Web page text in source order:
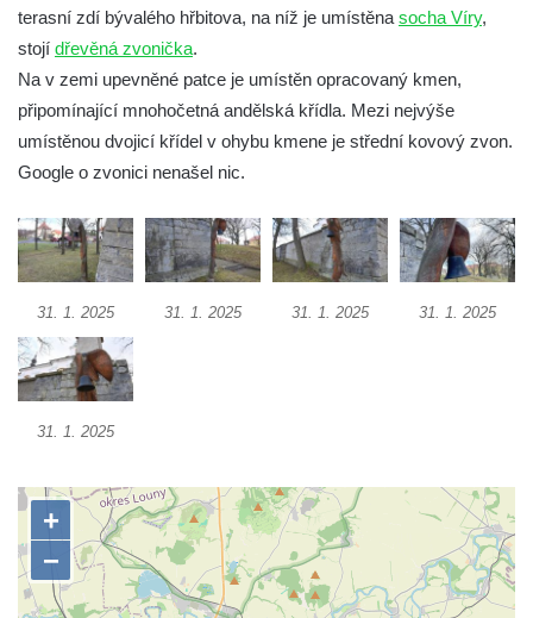
Skály v obci Skály u Teplic nad Metují
Zvonice v parku v ulici Husova v Benešově
nad Ploučnicí
Zvonice u kostela svatého Jakuba v
Cítolibech
Zvonice církve československé husitské na
návsi ve Veltěži
Dřevěná zvonička před domem čp. 109 v
Zvonice u kostela svatého Jakuba v
Hřivicích
Zvonička před kostelem Narození Panny
Marie v Libochovanech
terasní zdí bývalého hřbitova, na níž je umístěna socha Víry,
stojí dřevěná zvonička.
Na v zemi upevněné patce je umístěn opracovaný kmen,
připomínající mnohočetná andělská křídla. Mezi nejvýše
umístěnou dvojicí křídel v ohybu kmene je střední kovový zvon.
Google o zvonici nenašel nic.
31. 1. 2025 31. 1. 2025 31. 1. 2025 31. 1. 2025
31. 1. 2025